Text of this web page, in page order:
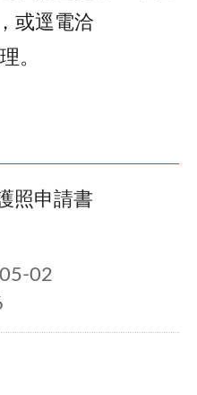
，或逕電洽
。
照申請書
02